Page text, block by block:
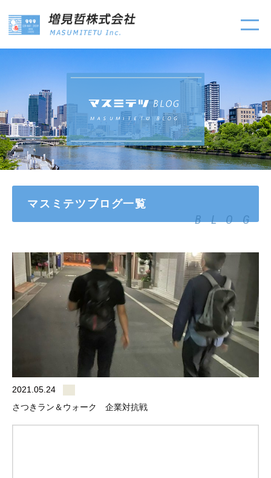
マスミテツブログ一覧
BLOG
2021.05.24
さつきラン＆ウォーク 企業対抗戦